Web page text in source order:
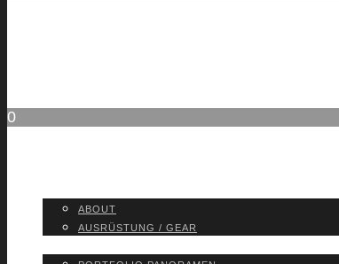
0
ABOUT
AUS­RÜS­TUNG / GEAR